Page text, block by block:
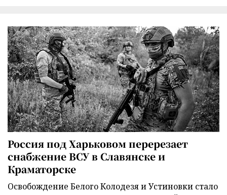
Россия под Харьковом перерезает
снабжение ВСУ в Славянске и
Краматорске
Освобождение Белого Колодезя и Устиновки стало